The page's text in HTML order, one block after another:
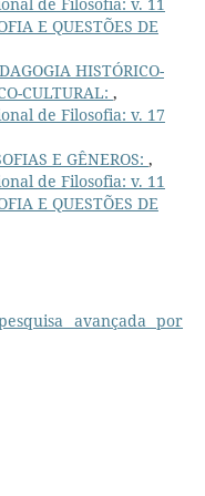
E QUESTÕES DE
HISTÓRICO-
CULTURAL: ,
de Filosofia: v. 17
E GÊNEROS: ,
de Filosofia: v. 11
E QUESTÕES DE
avançada por